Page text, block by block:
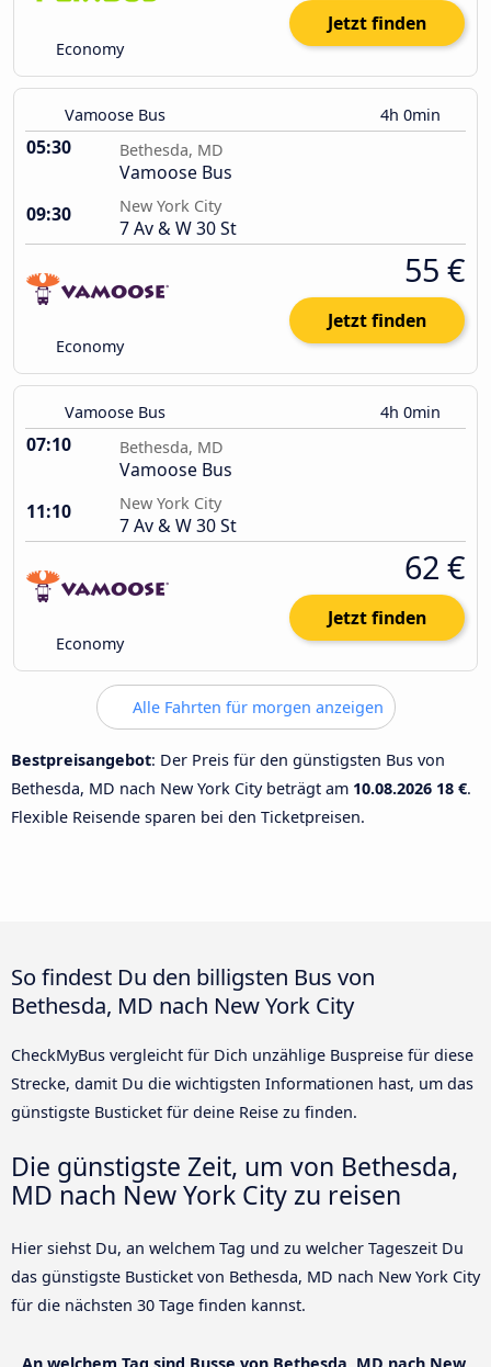
Economy
Jetzt finden
Vamoose Bus 4h 0min
05:30 Bethesda, MD
Vamoose Bus
09:30
New York City
7 Av & W 30 St
Economy
55 €
Jetzt finden
Vamoose Bus 4h 0min
07:10 Bethesda, MD
Vamoose Bus
11:10
New York City
7 Av & W 30 St
Economy
62 €
Jetzt finden
Alle Fahrten für morgen anzeigen
Bestpreisangebot: Der Preis für den günstigsten Bus von
Bethesda, MD nach New York City beträgt am 10.08.2026 18 €.
Flexible Reisende sparen bei den Ticketpreisen.
So findest Du den billigsten Bus von
Bethesda, MD nach New York City
CheckMyBus vergleicht für Dich unzählige Buspreise für diese
Strecke, damit Du die wichtigsten Informationen hast, um das
günstigste Busticket für deine Reise zu finden.
Die günstigste Zeit, um von Bethesda,
MD nach New York City zu reisen
Hier siehst Du, an welchem Tag und zu welcher Tageszeit Du
das günstigste Busticket von Bethesda, MD nach New York City
für die nächsten 30 Tage finden kannst.